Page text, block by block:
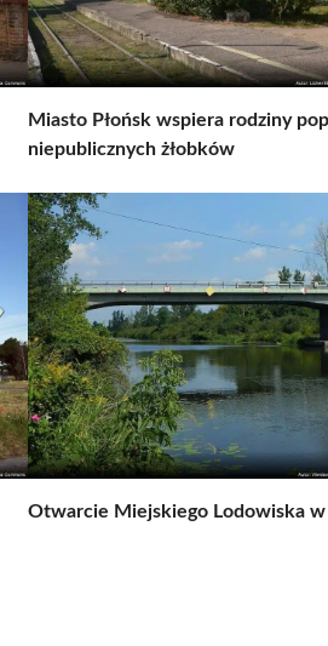
Miasto Płońsk wspiera rodziny
niepublicznych żłobków
Otwarcie Miejskiego Lodowiska w